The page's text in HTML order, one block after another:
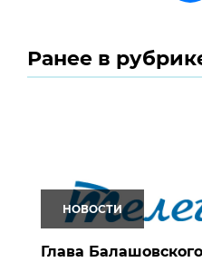
Ранее в
НОВОСТИ
Глава